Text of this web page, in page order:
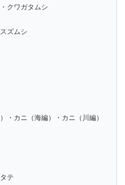
クワガタムシ
ズムシ
・カニ（海編）・カニ（川編）
テ